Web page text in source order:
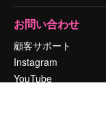
お問い合わせ
顧客サポート
Instagram
YouTube